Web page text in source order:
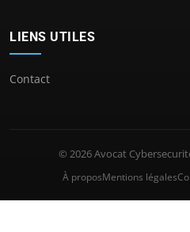
LIENS UTILES
Contact
© 2026 Avocat
À proposMentions légales